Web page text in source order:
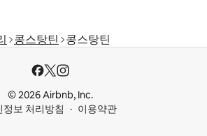
콩스탕틴 콩스탕틴
© 2026 Airbnb, Inc.
정보 처리방침
이용약관